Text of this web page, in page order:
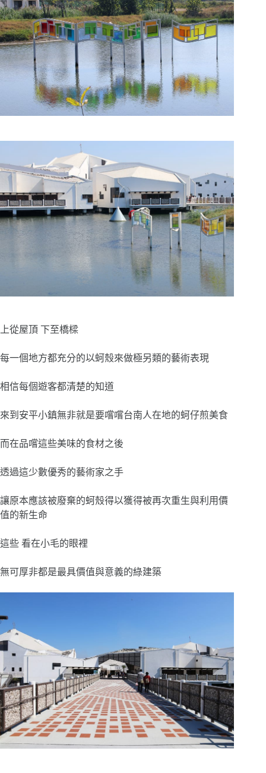
上從屋頂 下至橋樑
每一個地方都充分的以蚵殼來做極另類的藝術表現
相信每個遊客都清楚的知道
來到安平小鎮無非就是要嚐嚐台南人在地的蚵仔煎美食
而在品嚐這些美味的食材之後
透過這少數優秀的藝術家之手
讓原本應該被廢棄的蚵殼得以獲得被再次重生與利用價
值的新生命
這些 看在小毛的眼裡
無可厚非都是最具價值與意義的綠建築